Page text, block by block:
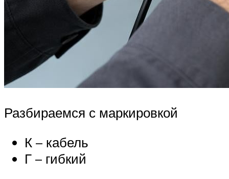
Разбираемся с маркировкой
К – кабель
Г – гибкий